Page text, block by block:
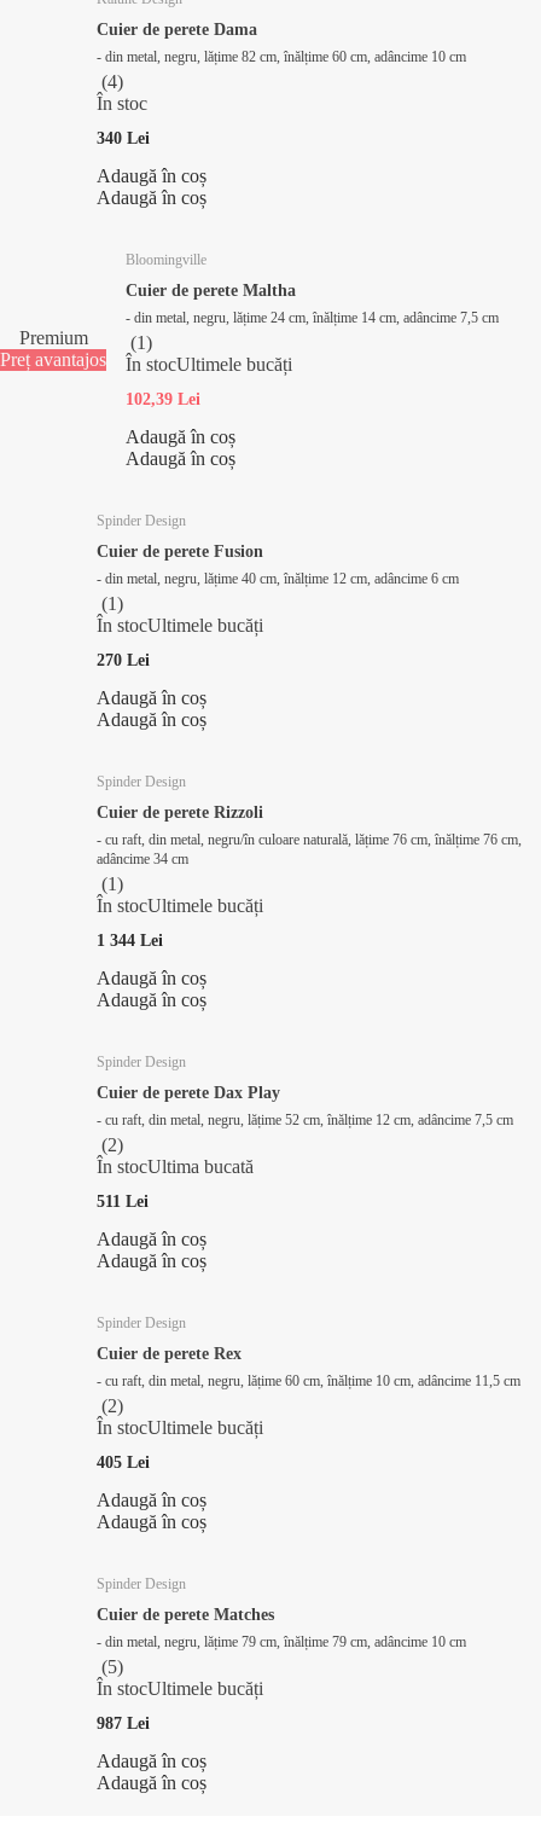
Cuier de perete Dama
- din metal, negru, lățime 82 cm, înălțime 60 cm, adâncime 10 cm
(4)
În stoc
340 Lei
Adaugă în coș
Adaugă în coș
Premium
Preț avantajos
Bloomingville
Cuier de perete Maltha
- din metal, negru, lățime 24 cm, înălțime 14 cm, adâncime 7,5 cm
(1)
În stocUltimele bucăți
102,39 Lei
Adaugă în coș
Adaugă în coș
Spinder Design
Cuier de perete Fusion
- din metal, negru, lățime 40 cm, înălțime 12 cm, adâncime 6 cm
(1)
În stocUltimele bucăți
270 Lei
Adaugă în coș
Adaugă în coș
Spinder Design
Cuier de perete Rizzoli
- cu raft, din metal, negru/în culoare naturală, lățime 76 cm, înălțime 76 cm,
adâncime 34 cm
(1)
În stocUltimele bucăți
1 344 Lei
Adaugă în coș
Adaugă în coș
Spinder Design
Cuier de perete Dax Play
- cu raft, din metal, negru, lățime 52 cm, înălțime 12 cm, adâncime 7,5 cm
(2)
În stocUltima bucată
511 Lei
Adaugă în coș
Adaugă în coș
Spinder Design
Cuier de perete Rex
- cu raft, din metal, negru, lățime 60 cm, înălțime 10 cm, adâncime 11,5 cm
(2)
În stocUltimele bucăți
405 Lei
Adaugă în coș
Adaugă în coș
Spinder Design
Cuier de perete Matches
- din metal, negru, lățime 79 cm, înălțime 79 cm, adâncime 10 cm
(5)
În stocUltimele bucăți
987 Lei
Adaugă în coș
Adaugă în coș